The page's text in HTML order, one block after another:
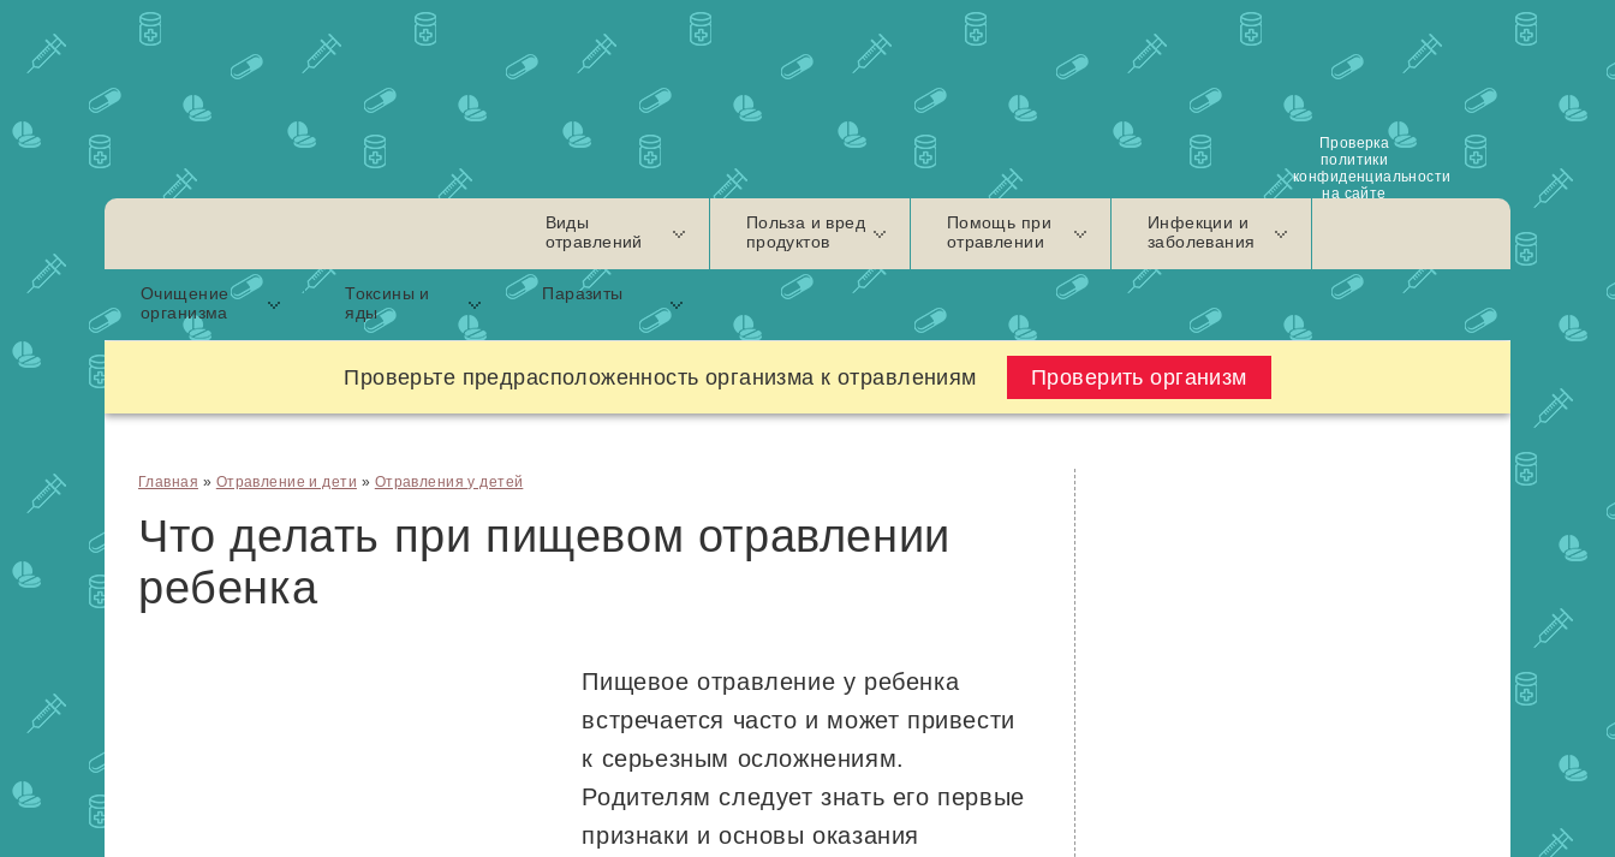
Проверка
политики
конфиденциальности
на сайте
Виды
отравлений
Польза и вред
продуктов
Помощь при
отравлении
Инфекции и
заболевания
Очищение
организма
Токсины и
яды
Паразиты
Проверьте предрасположенность организма к отравлениям Проверить организм
Главная » Отравление и дети » Отравления у детей
Что делать при пищевом отравлении
ребенка
Пищевое отравление у ребенка
встречается часто и может привести
к серьезным осложнениям.
Родителям следует знать его первые
признаки и основы оказания